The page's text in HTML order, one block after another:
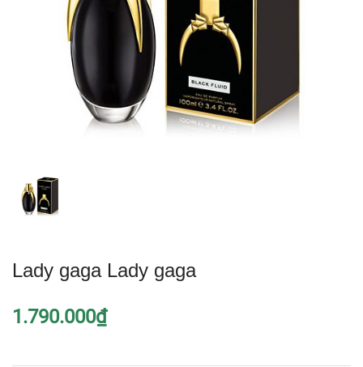
Lady gaga Lady gaga
1.790.000₫